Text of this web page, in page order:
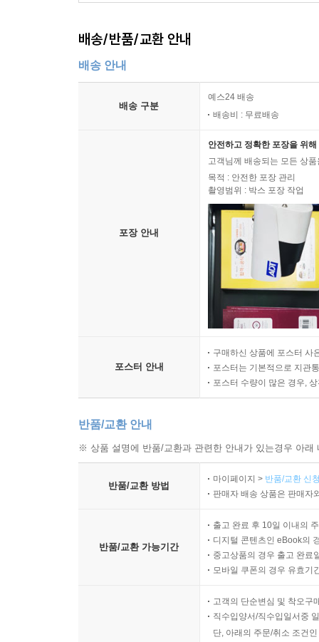
배송/반품/교환 안내
배송 안내
배송 구분
예스24 배송
배송비 : 무료배송
포장 안내
안전하고 정확한 포장을 위
고객님께 배송되는 모든 상
목적 : 안전한 포장 관리
촬영범위 : 박스 포장 작업
포스터 안내
구매하신 상품에 포스터 사
포스터는 기본적으로 지관
포스터 수량이 많은 경우,
반품/교환 안내
※ 상품 설명에 반품/교환과 관련한 안내가 있는경우 아
반품/교환 방법
마이페이지 > 반품/교환 신
판매자 배송 상품은 판매자
반품/교환 가능기간
출고 완료 후 10일 이내의
디지털 콘텐츠인 eBook의
중고상품의 경우 출고 완료
모바일 쿠폰의 경우 유효기
고객의 단순변심 및 착오구
직수입양서/직수입일서중
단, 아래의 주문/취소 조건